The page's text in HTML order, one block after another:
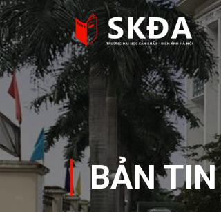
Skip
to
content
BẢN